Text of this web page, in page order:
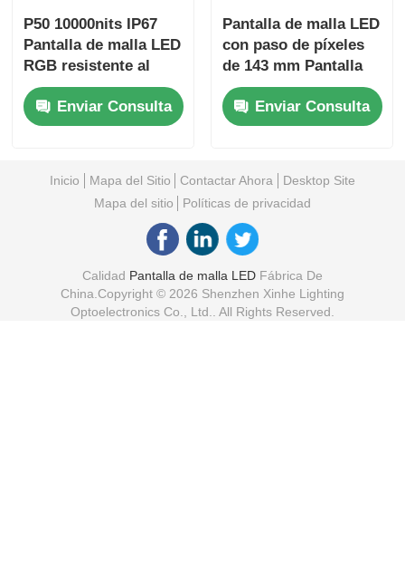
P50 10000nits IP67
Pantalla de malla LED
RGB resistente al
agua para publicidad
exterior de fachadas
de edificios
Enviar Consulta
Pantalla de malla LED
con paso de píxeles
de 143 mm Pantalla
grande impermeable
IP67 para exteriores
para proyectos de
vista nocturna urbana
Enviar Consulta
Inicio Mapa del Sitio Contactar Ahora
Desktop Site
Mapa del sitio
Políticas de privacidad
Calidad Pantalla de malla LEDFábrica De
China.Copyright © 2026 Shenzhen Xinhe Lighting
Optoelectronics Co., Ltd.. All Rights Reserved.